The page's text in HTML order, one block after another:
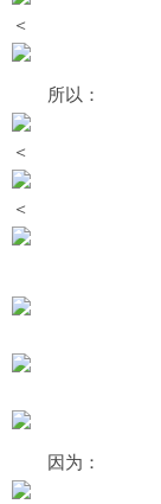
＜
所以：
＜
＜
因为：